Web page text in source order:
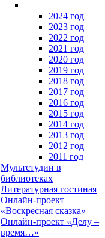
2024 год
2023 год
2022 год
2021 год
2020 год
2019 год
2018 год
2017 год
2016 год
2015 год
2014 год
2013 год
2012 год
2011 год
Мультстудии в
библиотеках
Литературная гостиная
Онлайн-проект
«Воскресная сказка»
Онлайн-проект «Делу –
время…»